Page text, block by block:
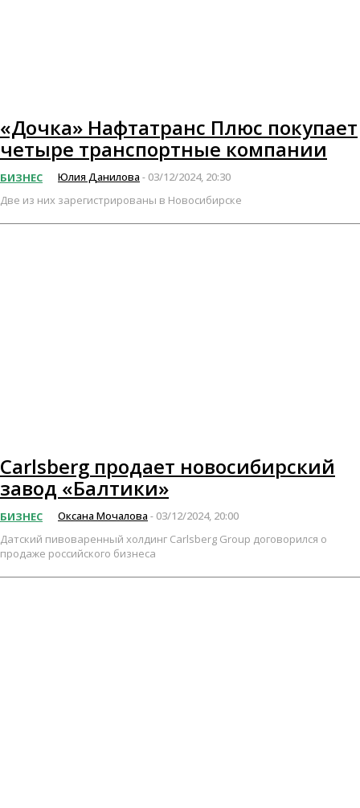
«Дочка» Нафтатранс Плюс покупает
четыре транспортные компании
БИЗНЕС Юлия Данилова - 03/12/2024, 20:30
Две из них зарегистрированы в Новосибирске
Carlsberg продает новосибирский
завод «Балтики»
БИЗНЕС Оксана Мочалова - 03/12/2024, 20:00
Датский пивоваренный холдинг Carlsberg Group договорился о
продаже российского бизнеса